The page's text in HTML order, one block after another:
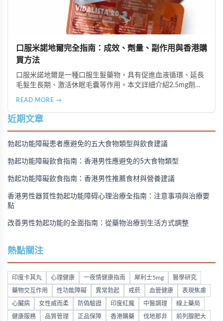
口服米諾地爾完全指南：成效、劑量、副作用與香港購
買方法
口服米諾地爾是一種口服生髮藥物，具有促進血液循環、延長
毛髮生長期、激活休眠毛囊等作用。本文詳細介紹2.5mg劑量
購買方法，並提供真實用戶經驗分享。
READ MORE →
近期文章
勃起功能障礙患者應避免的五大食物類型與飲食建議
勃起功能障礙飲食指南：香港男性應避免的5大食物類型
勃起功能障礙飲食指南：香港男性推薦食材與營養建議
香港男性器質性勃起功能障碍心理治療全指南：注意事項與治療要
點
改善男性勃起功能的全面指南：從藥物治療到生活方式調整
熱點關注
印度卡其丸 心理健康 一夜情健康指南 犀利士5mg 醫學研究
藥物交互作用 性功能障礙 異常勃起 戒菸 血管健康 表現焦慮
心臟病 女性威而柔 防偽驗證 印度紅魔 中醫調理 線上藥局
健康服務 品質管理 正品保障 香港購藥 伐地那非 前列腺肥大